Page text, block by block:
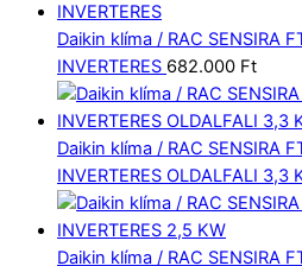
Daikin klíma / RAC SENSIRA
INVERTERES 682.000 Ft
Daikin klíma / RAC SENSIRA
INVERTERES OLDALFALI 3,3
Daikin klíma / RAC SENSIRA